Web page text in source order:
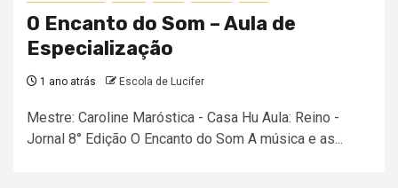
O Encanto do Som – Aula de
Especialização
1 ano atrás Escola de Lucifer
Mestre: Caroline Maróstica - Casa Hu Aula: Reino -
Jornal 8° Edição O Encanto do Som A música e as...